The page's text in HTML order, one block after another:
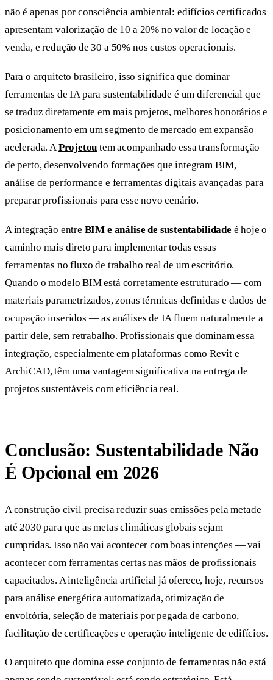
não é apenas por consciência ambiental: edifícios certificados
apresentam valorização de 10 a 20% no valor de locação e
venda, e redução de 30 a 50% nos custos operacionais.
Para o arquiteto brasileiro, isso significa que dominar
ferramentas de IA para sustentabilidade é um diferencial que
se traduz diretamente em mais projetos, melhores honorários e
posicionamento em um segmento de mercado em expansão
acelerada. AProjetou tem acompanhado essa transformação
de perto, desenvolvendo formações que integram BIM,
análise de performance e ferramentas digitais avançadas para
preparar profissionais para esse novo cenário.
A integração entre BIM e análise de sustentabilidade é hoje o
caminho mais direto para implementar todas essas
ferramentas no fluxo de trabalho real de um escritório.
Quando o modelo BIM está corretamente estruturado — com
materiais parametrizados, zonas térmicas definidas e dados de
ocupação inseridos — as análises de IA fluem naturalmente a
partir dele, sem retrabalho. Profissionais que dominam essa
integração, especialmente em plataformas como Revit e
ArchiCAD, têm uma vantagem significativa na entrega de
projetos sustentáveis com eficiência real.
Conclusão: Sustentabilidade Não
É Opcional em 2026
A construção civil precisa reduzir suas emissões pela metade
até 2030 para que as metas climáticas globais sejam
cumpridas. Isso não vai acontecer com boas intenções — vai
acontecer com ferramentas certas nas mãos de profissionais
capacitados. A inteligência artificial já oferece, hoje, recursos
para análise energética automatizada, otimização de
envoltória, seleção de materiais por pegada de carbono,
facilitação de certificações e operação inteligente de edifícios.
O arquiteto que domina esse conjunto de ferramentas não está